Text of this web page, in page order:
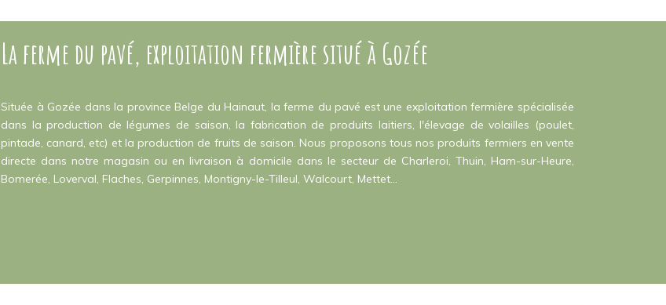
La ferme du pavé, exploitation fermière situé à Gozée
Située à Gozée dans la province Belge du Hainaut, la ferme du pavé est une exploitation fermière spécialisée
dans la production de légumes de saison, la fabrication de produits laitiers, l'élevage de volailles (poulet,
pintade, canard, etc) et la production de fruits de saison. Nous proposons tous nos produits fermiers en vente
directe dans notre magasin ou en livraison à domicile dans le secteur de Charleroi, Thuin, Ham-sur-Heure,
Bomerée, Loverval, Flaches, Gerpinnes, Montigny-le-Tilleul, Walcourt, Mettet...